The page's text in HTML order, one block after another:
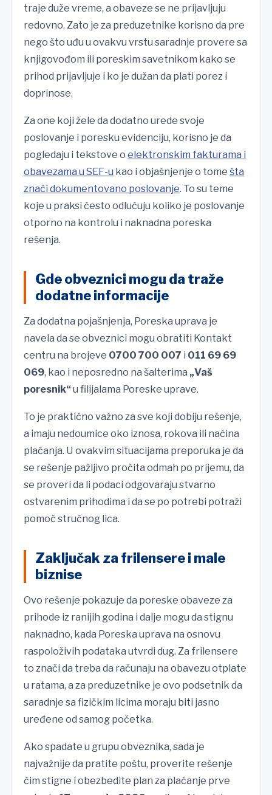
traje duže vreme, a obaveze se ne prijavljuju
redovno. Zato je za preduzetnike korisno da pre
nego što uđu u ovakvu vrstu saradnje provere sa
knjigovođom ili poreskim savetnikom kako se
prihod prijavljuje i ko je dužan da plati porez i
doprinose.
Za one koji žele da dodatno urede svoje
poslovanje i poresku evidenciju, korisno je da
pogledaju i tekstove o elektronskim fakturama i
obavezama u SEF-u kao i objašnjenje o tome šta
znači dokumentovano poslovanje. To su teme
koje u praksi često odlučuju koliko je poslovanje
otporno na kontrolu i naknadna poreska
rešenja.
Gde obveznici mogu da traže
dodatne informacije
Za dodatna pojašnjenja, Poreska uprava je
navela da se obveznici mogu obratiti Kontakt
centru na brojeve 0700 700 007 i 011 69 69
069, kao i neposredno na šalterima „Vaš
poresnik“ u filijalama Poreske uprave.
To je praktično važno za sve koji dobiju rešenje,
a imaju nedoumice oko iznosa, rokova ili načina
plaćanja. U ovakvim situacijama preporuka je da
se rešenje pažljivo pročita odmah po prijemu, da
se proveri da li podaci odgovaraju stvarno
ostvarenim prihodima i da se po potrebi potraži
pomoć stručnog lica.
Zaključak za frilensere i male
biznise
Ovo rešenje pokazuje da poreske obaveze za
prihode iz ranijih godina i dalje mogu da stignu
naknadno, kada Poreska uprava na osnovu
raspoloživih podataka utvrdi dug. Za frilensere
to znači da treba da računaju na obavezu otplate
u ratama, a za preduzetnike je ovo podsetnik da
saradnje sa fizičkim licima moraju biti jasno
uređene od samog početka.
Ako spadate u grupu obveznika, sada je
najvažnije da pratite poštu, proverite rešenje
čim stigne i obezbedite plan za plaćanje prve